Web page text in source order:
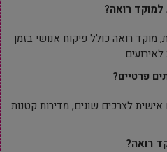
רואה?
מוקד רואה כולל פיקוח אנושי בזמן
פרטיים?
לצרכים שונים, מדירות קטנות
רואה?